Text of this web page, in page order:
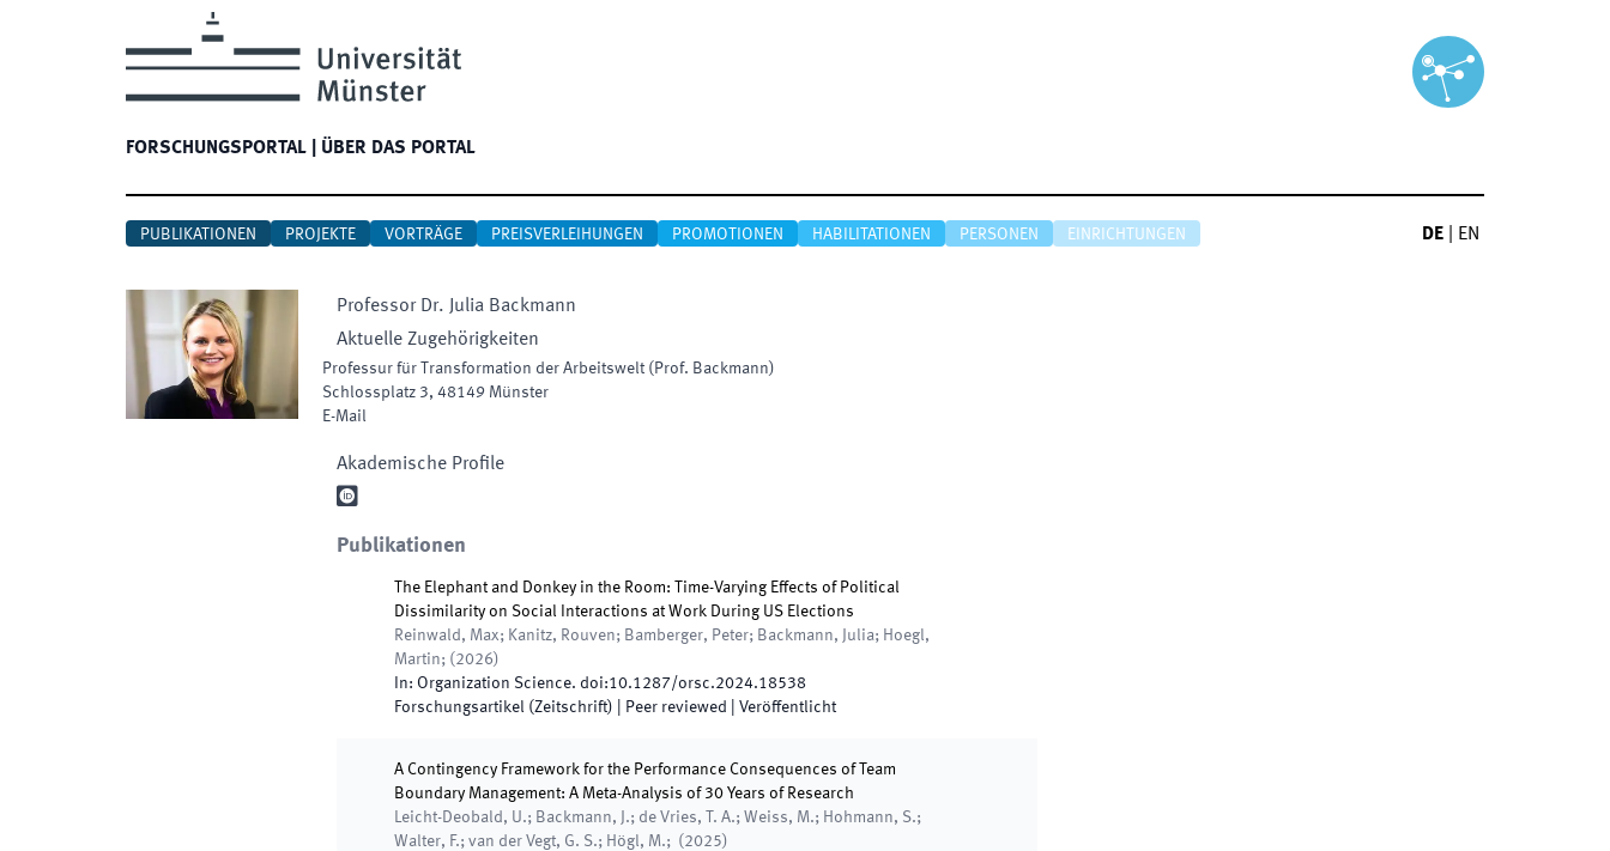
FORSCHUNGSPORTAL ÜBER DAS PORTAL
PUBLIKATIONEN PROJEKTE VORTRÄGE PREISVERLEIHUNGEN PROMOTIONEN HABILITATIONEN PERSONEN EINRICHTUNGEN DE EN
Professor Dr. Julia Backmann
Aktuelle Zugehörigkeiten
Professur für Transformation der Arbeitswelt (Prof. Backmann)
Schlossplatz 3, 48149 Münster
E-Mail
Akademische Profile

Publikationen
The Elephant and Donkey in the Room: Time-Varying Effects of Political
Dissimilarity on Social Interactions at Work During US Elections
Reinwald, Max; Kanitz, Rouven; Bamberger, Peter; Backmann, Julia; Hoegl,
Martin; ( 2026)
In: Organization Science. doi:10.1287/orsc.2024.18538
Forschungsartikel (Zeitschrift) | Peer reviewed Veröffentlicht
A Contingency Framework for the Performance Consequences of Team
Boundary Management: A Meta-Analysis of 30 Years of Research
Leicht-Deobald, U.; Backmann, J.; de Vries, T. A.; Weiss, M.; Hohmann, S.;
Walter, F.; van der Vegt, G. S.; Högl, M.; ( 2025)